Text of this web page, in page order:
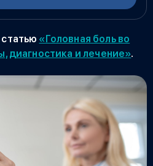
«Головная боль во
диагностика и лечение».